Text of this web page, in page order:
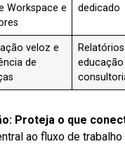
Workspace e
dedicado
veloz e
de
educação
Proteja o que
ao fluxo de